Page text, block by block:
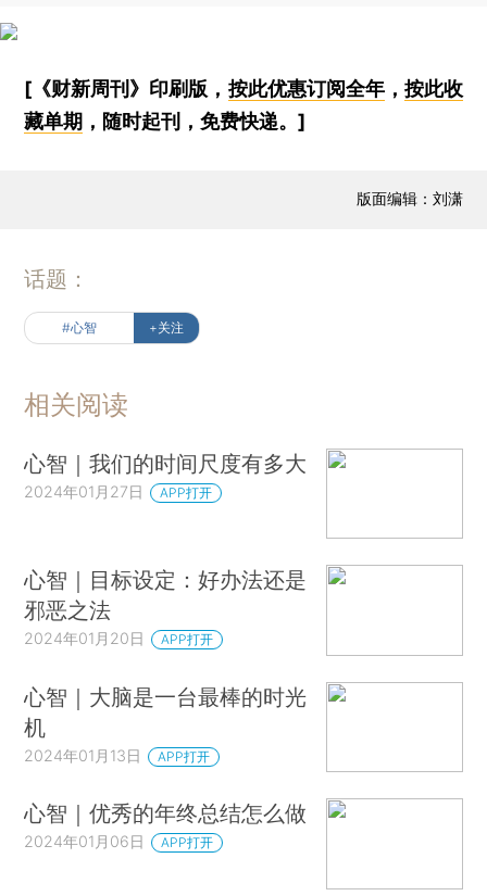
[《财新周刊》印刷版， 按此优惠订阅全年， 按此收
藏单期 ，随时起刊，免费快递。]
版面编辑：刘潇
话题：
#心智 +关注
相关阅读
心智｜我们的时间尺度有多大
2024年01月27日 APP打开
心智｜目标设定：好办法还是
邪恶之法
2024年01月20日 APP打开
心智｜大脑是一台最棒的时光
机
2024年01月13日 APP打开
心智｜优秀的年终总结怎么做
2024年01月06日 APP打开